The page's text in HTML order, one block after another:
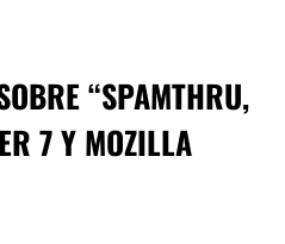
“SPAMTHRU,
7 Y MOZILLA